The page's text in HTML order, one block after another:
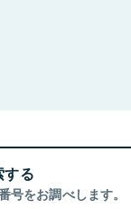
する
号をお調べします。